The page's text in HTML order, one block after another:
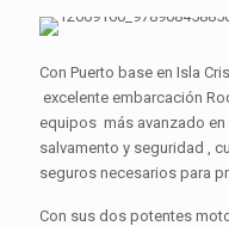
Con Puerto base en Isla
excelente embarcación
equipos más avanzado
salvamento y seguridad ,
seguros necesarios para
Con sus dos potentes